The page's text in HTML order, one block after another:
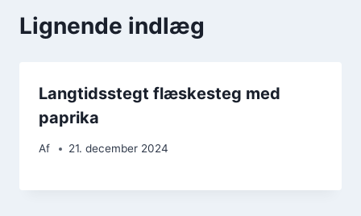
Lignende indlæg
Langtidsstegt flæskesteg med
paprika
Af 21. december 2024